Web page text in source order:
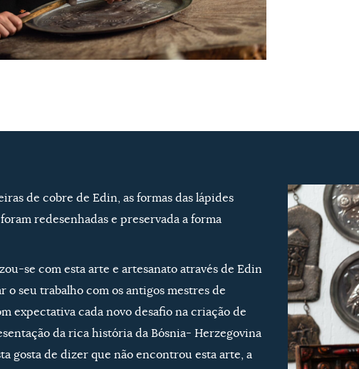
de cobre de Edin, as formas das lápides
redesenhadas e preservada a forma
se com esta arte e artesanato através de Edin
o seu trabalho com os antigos mestres de
expectativa cada novo desafio na criação de
da rica história da Bósnia- Herzegovina
gosta de dizer que não encontrou esta arte, a